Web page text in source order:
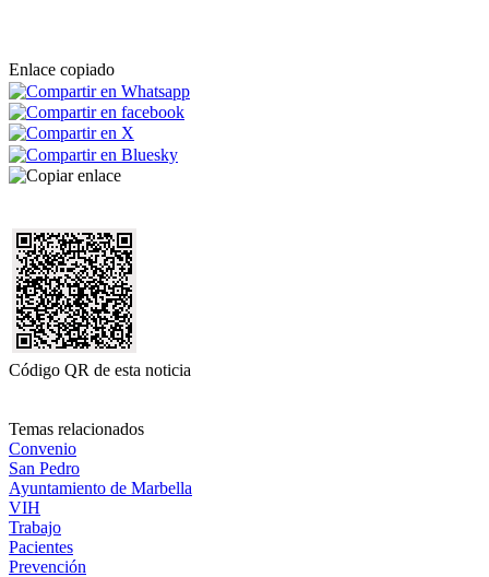
Enlace copiado
Código QR de esta noticia
Temas relacionados
Convenio
San Pedro
Ayuntamiento de Marbella
VIH
Trabajo
Pacientes
Prevención